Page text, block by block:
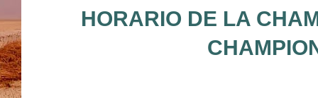
HORARIO DE LA